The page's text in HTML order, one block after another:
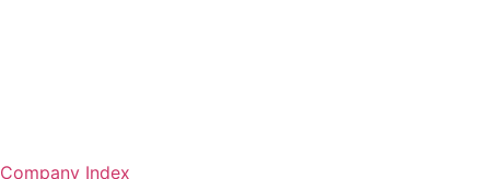
Company Index